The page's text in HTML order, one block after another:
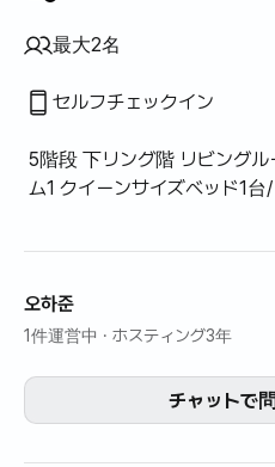
最大2名
セルフチェックイン
5階段 下リング階 リビング
ム1 クイーンサイズベッド1台
오하준
1件運営中 · ホスティング3年
チャットで